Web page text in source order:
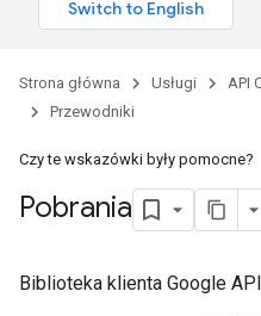
Strona główna Usługi API
Przewodniki
Czy te wskazówki były pomocne?
Pobrania
Biblioteka klienta Google